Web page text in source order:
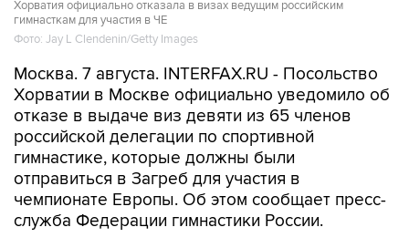
Хорватия официально отказала в визах ведущим российским
гимнасткам для участия в ЧЕ
Фото: Jay L Clendenin/Getty Images
Москва. 7 августа. INTERFAX.RU - Посольство
Хорватии в Москве официально уведомило об
отказе в выдаче виз девяти из 65 членов
российской делегации по спортивной
гимнастике, которые должны были
отправиться в Загреб для участия в
чемпионате Европы. Об этом сообщает пресс-
служба Федерации гимнастики России.